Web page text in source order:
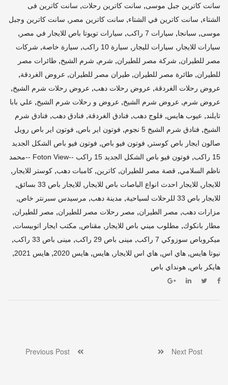
سانت كاترين جبل موسى, سانت كاترين رحلات, سانت كاترين فى
الشتاء, سانت كاترين في الشتاء, سانت كاترين مصر , سانت كاترين وجبل
موسى, سبانجا, سيارات 7 راكب , سيارات تويوتا باص للايجار في مصر ,
سيارات للايجار , سيارات لليجار , سيارة 10 راكب , سيارة خاصة, شركات
مصر للطيران, شركة مصر للطيران, شرم, شرم الشيخ, طائرات مصر
للطيران, طائرة مصر للطيران, طيران مصر للطيران, عروض الغردقة,
عروض رحلات الغردقة, عروض رحلات دهب, عروض رحلات شرم الشيخ,
عروض شرم, عروض شرم الشيخ, عروض و رحلات شرم الشيخ, علي بابا
تايلند, عيوب هايس, فلوج دهب, فنادق الغردقة, فنادق دهب, فنادق شرم
الشيخ, فنادق شرم الشيخ 5 نجوم , فوتون اير باص, فوتون اير باص رويل
صالون ايجار باص كوستر , فوتون فيو باص, فوتون فيو باص الشكل الجديد
15 راكب
,
فوتون فيو باص الشكل الجديد 15 راكب --Foton View --محمد
ناظم السلامي, قصة مصر للطيران, كاترين, كامبات دهب, كوستر للايجار ,
للايجار , للايجار احدث انواع الباصات باص للايجار , للايجار باص 33 بسائق ,
للايجار باص 33 للرحلات لسياحية , مدينة دهب, مرسيدس سبرنتر خاص,
مزارات دهب, مصر الطيران, مصر رحلات مصر للطيران, مصر للطيران,
مطار بانكوك, مطلوب ميني باص للايجار , مقناص, مكتب ايجار اتوبيسات,
ميكروباص سوزوكي 7 راكب , مينى باص 29 راكب , مينى باص 33 راكب ,
نيوتا هايس, هاي اس, هاي اس للايجار , هايس, هايس 2020 , هايس 2021 ,
هايكر باص, هونداي باص
Next Post